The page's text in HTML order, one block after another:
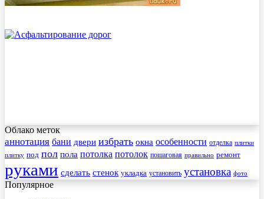
Облако меток
аннотация бани двери избрать окна особенности отделка плитки
плитку под пол пола потолка потолок пошаговая правильно ремонт
руками сделать стенок укладка установить установка фото
Популярное